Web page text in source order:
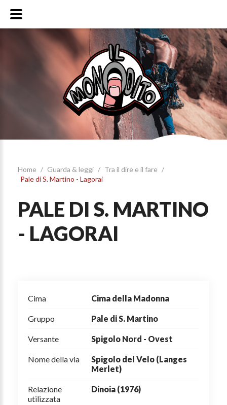
Home / Guarda & leggi / Tra il dire e il fare /
Pale di S. Martino - Lagorai
PALE DI S. MARTINO
- LAGORAI
Cima Cima della Madonna
Gruppo Pale di S. Martino
Versante Spigolo Nord - Ovest
Nome della via
Spigolo del Velo (Langes
Merlet)
Relazione
utilizzata
Dinoia (1976)